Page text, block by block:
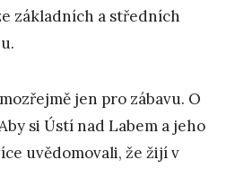
základních a středních
jen pro zábavu. O
si Ústí nad Labem a jeho
uvědomovali, že žijí v